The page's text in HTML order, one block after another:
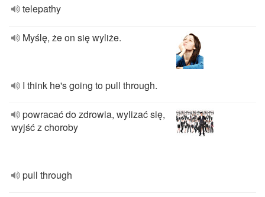
telepathy
Myślę, że on się wyliże.
I think he's going to pull through.
powracać do zdrowia, wylizać się,
wyjść z choroby
pull through